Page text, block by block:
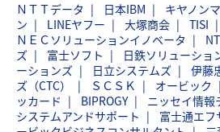
ＮＴＴデータ 日本IBM
キヤノン
ン
LINEヤフー 大塚商会 TISI
ＮＥＣソリューションイノベータ
ズ
富士ソフト 日鉄ソリューショ
ーションズ
日立システムズ
伊藤
ズ（CTC）
ＳＣＳＫ オービック
ッカード
BIPROGY ニッセイ情報
システムアンドサポート
富士通エフ